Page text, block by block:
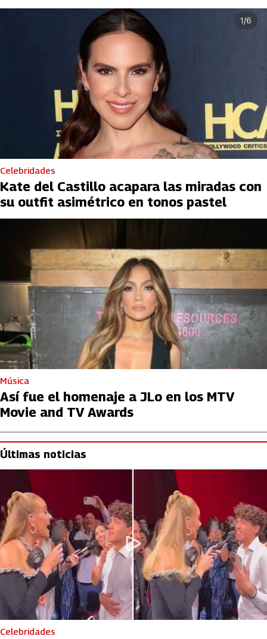
Celebridades
Kate del Castillo acapara las miradas con
su outfit asimétrico en tonos pastel
Música
Así fue el homenaje a JLo en los MTV
Movie and TV Awards
Últimas noticias
Celebridades